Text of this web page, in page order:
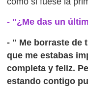
- "¿Me das un
- " Me borraste de
que me estabas
completa y feliz.
estando contigo